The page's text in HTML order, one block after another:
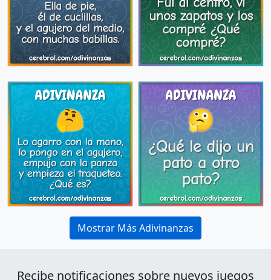
Mostrar Más Adivinanzas
Recibe notificaciones sobre nuevos juegos